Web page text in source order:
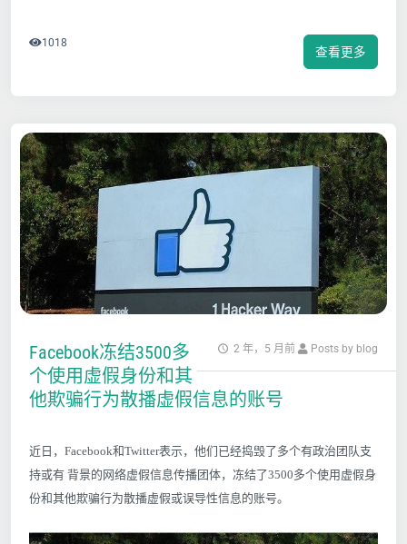
查看更多
1018
2 年，5 月前 Posts by blog
Facebook冻结3500多
个使用虚假身份和其
他欺骗行为散播虚假信息的账号
近日，Facebook和Twitter表示，他们已经捣毁了多个有政治团队支
持或有 背景的网络虚假信息传播团体，冻结了3500多个使用虚假身
份和其他欺骗行为散播虚假或误导性信息的账号。